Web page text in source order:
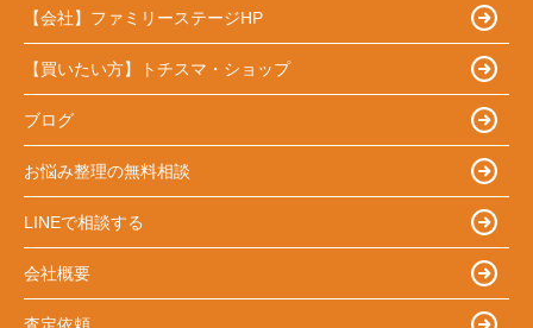
【会社】ファミリーステージHP
【買いたい方】トチスマ・ショップ
ブログ
お悩み整理の無料相談
LINEで相談する
会社概要
査定依頼